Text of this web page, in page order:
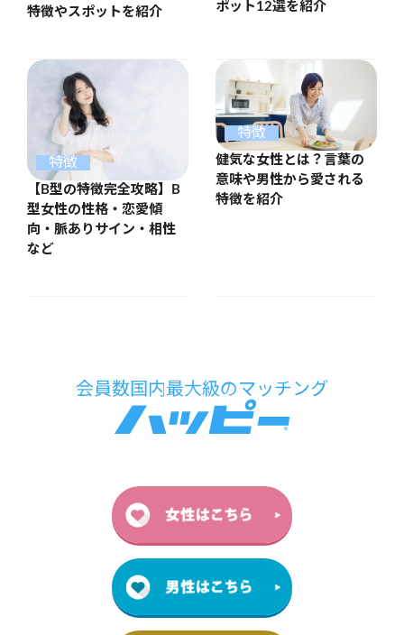
特徴やスポットを紹介 ポット12選を紹介
特徴
【B型の特徴完全攻略】B
型女性の性格・恋愛傾
向・脈ありサイン・相性
など
特徴
健気な女性とは？言葉の
意味や男性から愛される
特徴を紹介